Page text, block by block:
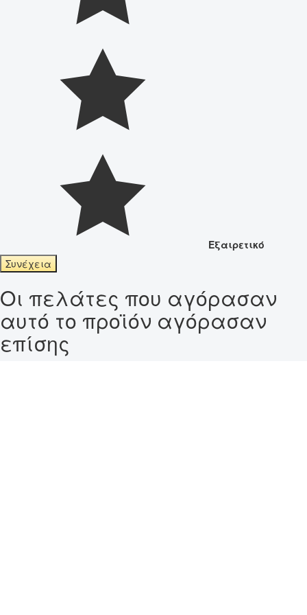
Εξαιρετικό
Συνέχεια
Οι πελάτες που αγόρασαν
αυτό το προϊόν αγόρασαν
επίσης